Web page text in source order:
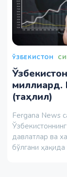
ЎЗБЕКИСТОН
миллиард.
(таҳлил)
Fergana News
давлатлар ва
бўлгани